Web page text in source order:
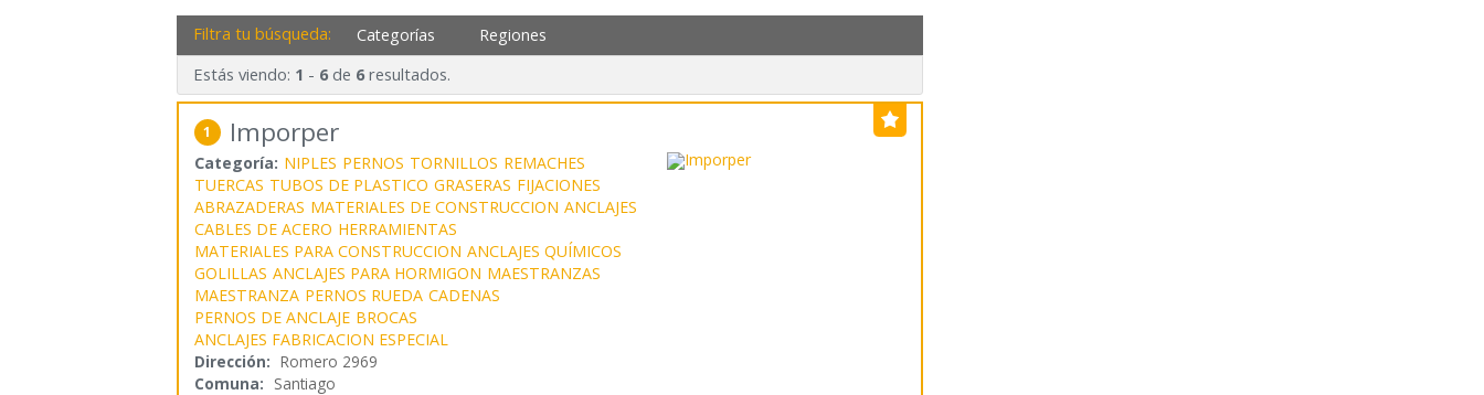
Filtra tu búsqueda: Categorías Regiones
Estás viendo: 1 - 6de 6resultados.
1 Imporper
Categoría: NIPLES PERNOS TORNILLOS REMACHES
TUERCAS TUBOS DE PLASTICO GRASERAS FIJACIONES
ABRAZADERAS MATERIALES DE CONSTRUCCION ANCLAJES
CABLES DE ACERO HERRAMIENTAS
MATERIALES PARA CONSTRUCCION ANCLAJES QUÍMICOS
GOLILLAS ANCLAJES PARA HORMIGON MAESTRANZAS
MAESTRANZA PERNOS RUEDA CADENAS
PERNOS DE ANCLAJE BROCAS
ANCLAJES FABRICACION ESPECIAL
Dirección: Romero 2969
Comuna: Santiago